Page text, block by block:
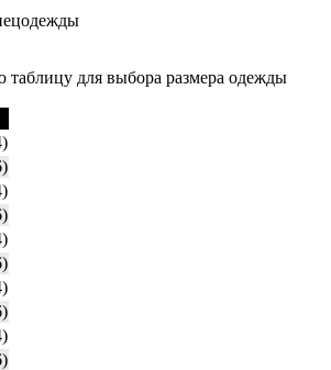
таблицу для выбора размера одежды